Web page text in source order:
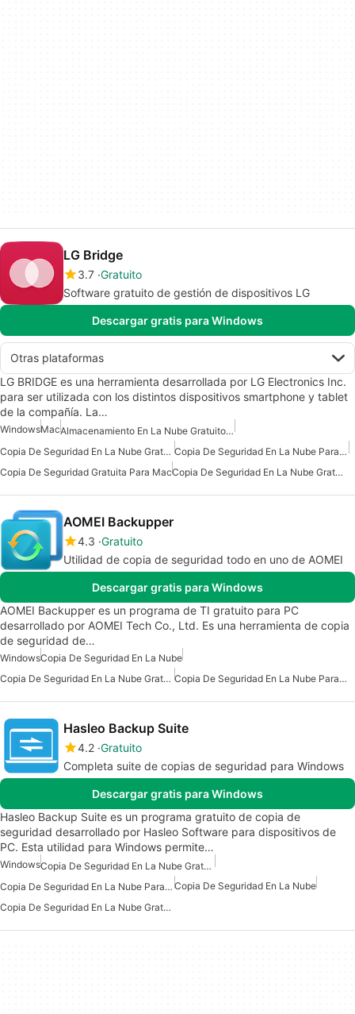
LG Bridge
3.7 Gratuito
Software gratuito de gestión de dispositivos LG
Descargar gratis para Windows
Otras plataformas
LG BRIDGE es una herramienta desarrollada por LG Electronics Inc.
para ser utilizada con los distintos dispositivos smartphone y tablet
de la compañía. La…
WindowsMac
Almacenamiento En La Nube Gratuito Para Mac
Copia De Seguridad En La Nube Gratuita Para Mac
Copia De Seguridad En La Nube Para Mac
Copia De Seguridad Gratuita Para Mac
Copia De Seguridad En La Nube Gratuita
AOMEI Backupper
4.3 Gratuito
Utilidad de copia de seguridad todo en uno de AOMEI
Descargar gratis para Windows
AOMEI Backupper es un programa de TI gratuito para PC
desarrollado por AOMEI Tech Co., Ltd. Es una herramienta de copia
de seguridad de…
WindowsCopia De Seguridad En La Nube
Copia De Seguridad En La Nube Gratuita Para Windows
Copia De Seguridad En La Nube Para Windows
Hasleo Backup Suite
4.2 Gratuito
Completa suite de copias de seguridad para Windows
Descargar gratis para Windows
Hasleo Backup Suite es un programa gratuito de copia de
seguridad desarrollado por Hasleo Software para dispositivos de
PC. Esta utilidad para Windows permite…
Windows
Copia De Seguridad En La Nube Gratuita
Copia De Seguridad En La Nube Para Windows Copia De Seguridad En La Nube
Copia De Seguridad En La Nube Gratuita Para Windows